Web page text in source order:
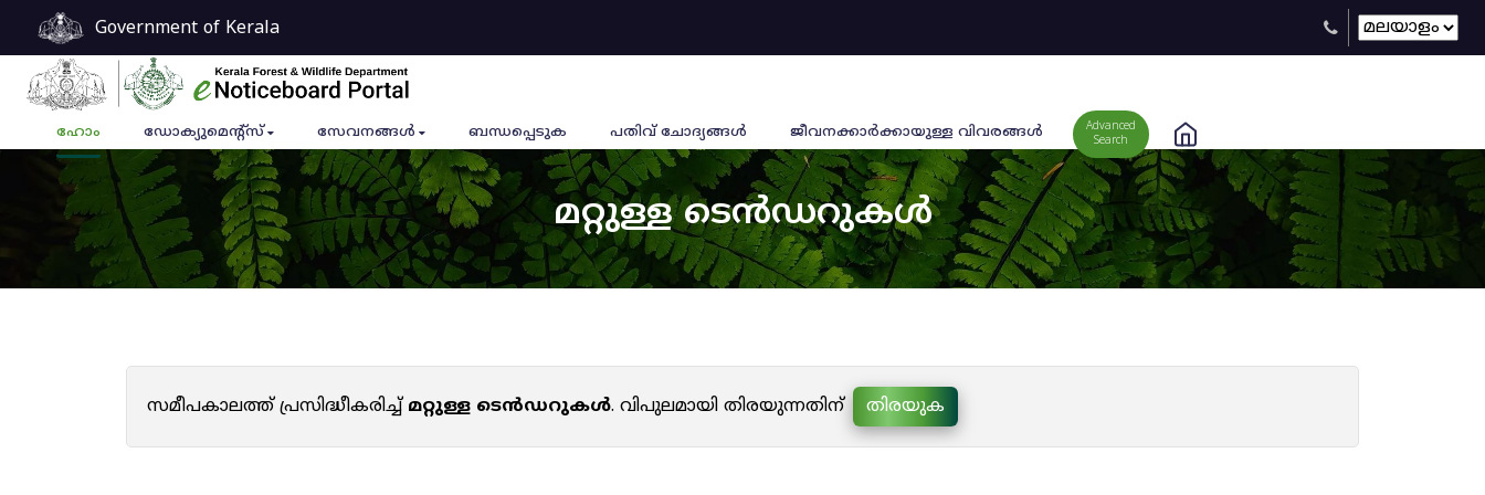
Government of Kerala
ഹോം ഡോക്യുമെൻ്റ്സ് സേവനങ്ങൾ ബന്ധപ്പെടുക പതിവ് ചോദ്യങ്ങൾ ജീവനക്കാര്‍ക്കായുള്ള വിവരങ്ങള്‍
Advanced
Search
മറ്റുള്ള ടെൻഡറുകൾ
സമീപകാലത്ത് പ്രസിദ്ധീകരിച്ച്മറ്റുള്ള ടെൻഡറുകൾ. വിപുലമായി തിരയുന്നതിന് തിരയുക